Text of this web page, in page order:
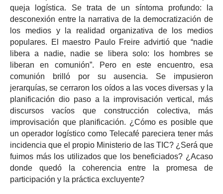
queja logística. Se trata de un síntoma profundo: la
desconexión entre la narrativa de la democratización de
los medios y la realidad organizativa de los medios
populares. El maestro Paulo Freire advirtió que “nadie
libera a nadie, nadie se libera solo: los hombres se
liberan en comunión”. Pero en este encuentro, esa
comunión brilló por su ausencia. Se impusieron
jerarquías, se cerraron los oídos a las voces diversas y la
planificación dio paso a la improvisación vertical, más
discursos vacíos que construcción colectiva, más
improvisación que planificación. ¿Cómo es posible que
un operador logístico como Telecafé pareciera tener más
incidencia que el propio Ministerio de las TIC? ¿Será que
fuimos más los utilizados que los beneficiados? ¿Acaso
donde quedó la coherencia entre la promesa de
participación y la práctica excluyente?